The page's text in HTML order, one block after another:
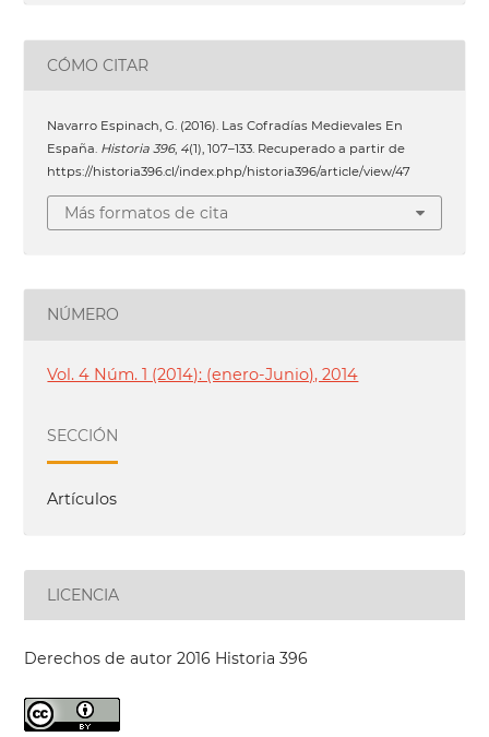
CÓMO CITAR
Navarro Espinach, G. (2016). Las Cofradías Medievales En
España. Historia 396, 4(1), 107–133. Recuperado a partir de
https://historia396.cl/index.php/historia396/article/view/47
Más formatos de cita
NÚMERO
Vol. 4 Núm. 1 (2014): (enero-Junio), 2014
SECCIÓN
Artículos
LICENCIA
Derechos de autor 2016 Historia 396